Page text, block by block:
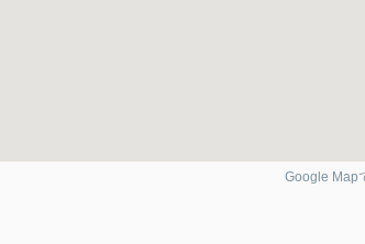
Google Map